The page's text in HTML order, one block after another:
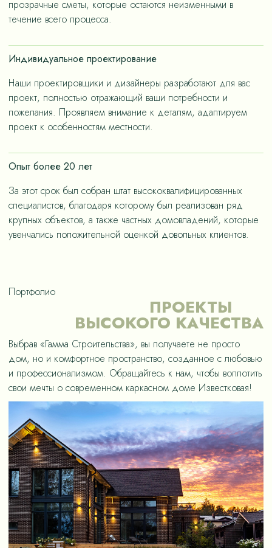
прозрачные сметы, которые остаются неизменными в
течение всего процесса.
Индивидуальное проектирование
Наши проектировщики и дизайнеры разработают для вас
проект, полностью отражающий ваши потребности и
пожелания. Проявляем внимание к деталям, адаптируем
проект к особенностям местности.
Опыт более 20 лет
За этот срок был собран штат высококвалифицированных
специалистов, благодаря которому был реализован ряд
крупных объектов, а также частных домовладений, которые
увенчались положительной оценкой довольных клиентов.
Портфолио
ПРОЕКТЫ
ВЫСОКОГО КАЧЕСТВА
Выбрав «Гамма Строительства», вы получаете не просто
дом, но и комфортное пространство, созданное с любовью
и профессионализмом. Обращайтесь к нам, чтобы воплотить
свои мечты о современном каркасном доме Известковая!